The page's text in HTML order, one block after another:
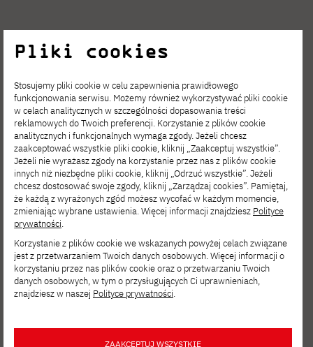
Pliki cookies
Stosujemy pliki cookie w celu zapewnienia prawidłowego
funkcjonowania serwisu. Możemy również wykorzystywać pliki cookie
w celach analitycznych w szczególności dopasowania treści
reklamowych do Twoich preferencji. Korzystanie z plików cookie
analitycznych i funkcjonalnych wymaga zgody. Jeżeli chcesz
zaakceptować wszystkie pliki cookie, kliknij „Zaakceptuj wszystkie”.
Jeżeli nie wyrażasz zgody na korzystanie przez nas z plików cookie
innych niż niezbędne pliki cookie, kliknij „Odrzuć wszystkie”. Jeżeli
chcesz dostosować swoje zgody, kliknij „Zarządzaj cookies”. Pamiętaj,
że każdą z wyrażonych zgód możesz wycofać w każdym momencie,
zmieniając wybrane ustawienia. Więcej informacji znajdziesz Polityce
prywatności.
Korzystanie z plików cookie we wskazanych powyżej celach związane
jest z przetwarzaniem Twoich danych osobowych. Więcej informacji o
korzystaniu przez nas plików cookie oraz o przetwarzaniu Twoich
danych osobowych, w tym o przysługujących Ci uprawnieniach,
znajdziesz w naszej Polityce prywatności.
ZAAKCEPTUJ WSZYSTKIE